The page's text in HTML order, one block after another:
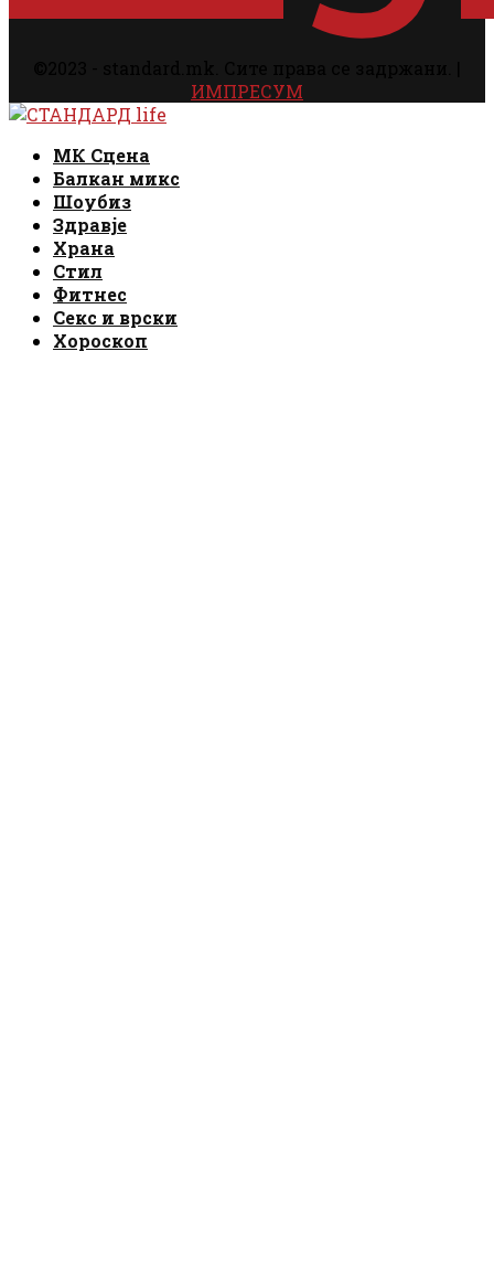
ИМПРЕСУМ
Facebook
Instagram
Email
Rss
МК Сцена
Балкан микс
Шоубиз
Здравје
Храна
Стил
Фитнес
Секс и врски
Хороскоп